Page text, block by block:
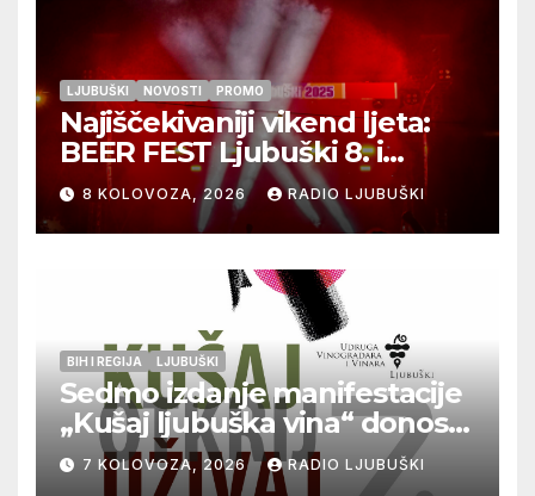
LJUBUŠKI NOVOSTI PROMO
Najiščekivaniji vikend ljeta:
BEER FEST Ljubuški 8. i
9.kolovoza
8 KOLOVOZA, 2026 RADIO LJUBUŠKI
BIH I REGIJA LJUBUŠKI
Sedmo izdanje manifestacije
„Kušaj ljubuška vina“ donosi
vrhunska vina, gastronomiju i
glazbu
7 KOLOVOZA, 2026 RADIO LJUBUŠKI